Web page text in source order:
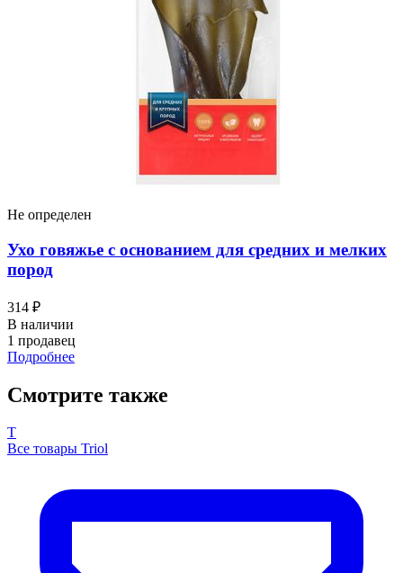
Не определен
Ухо говяжье с основанием для средних и мелких
пород
314 ₽
В наличии
1 продавец
Подробнее
Смотрите также
T
Все товары Triol